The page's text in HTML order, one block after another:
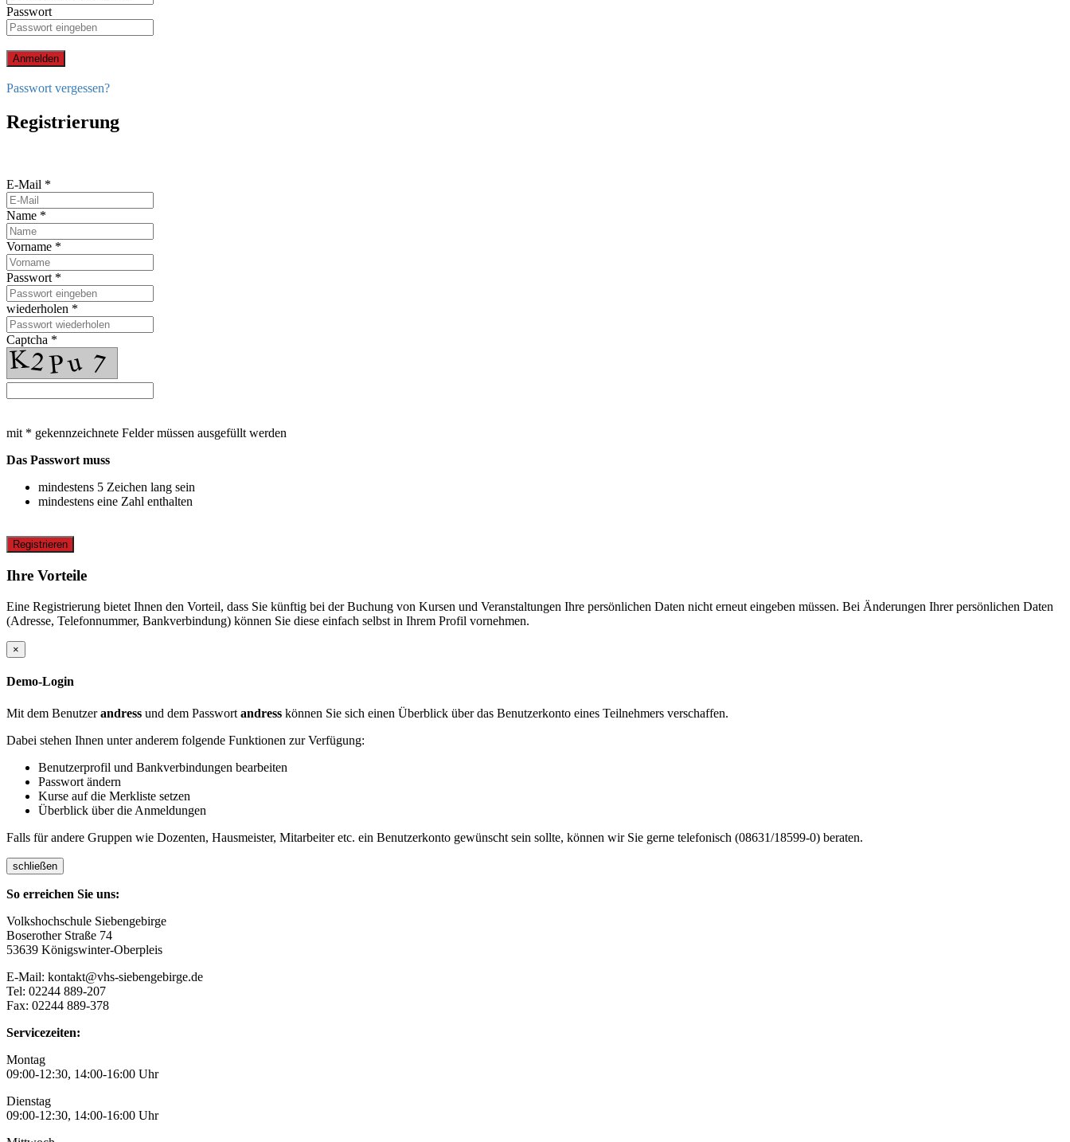
Passwort
Anmelden
Passwort vergessen?
Registrierung
E-Mail *
Name *
Vorname *
Passwort *
wiederholen *
Captcha *
mit * gekennzeichnete Felder müssen ausgefüllt werden
Das Passwort muss
mindestens 5 Zeichen lang sein
mindestens eine Zahl enthalten
Registrieren
Ihre Vorteile
Eine Registrierung bietet Ihnen den Vorteil, dass Sie künftig bei der Buchung von Kursen und Veranstaltungen Ihre persönlichen Daten nicht erneut eingeben müssen. Bei Änderungen Ihrer persönlichen Daten
(Adresse, Telefonnummer, Bankverbindung) können Sie diese einfach selbst in Ihrem Profil vornehmen.
×
Demo-Login
Mit dem Benutzerandress und dem Passwort andress können Sie sich einen Überblick über das Benutzerkonto eines Teilnehmers verschaffen.
Dabei stehen Ihnen unter anderem folgende Funktionen zur Verfügung:
Benutzerprofil und Bankverbindungen bearbeiten
Passwort ändern
Kurse auf die Merkliste setzen
Überblick über die Anmeldungen
Falls für andere Gruppen wie Dozenten, Hausmeister, Mitarbeiter etc. ein Benutzerkonto gewünscht sein sollte, können wir Sie gerne telefonisch (08631/18599-0) beraten.
schließen
So erreichen Sie uns:
Volkshochschule Siebengebirge
Boserother Straße 74
53639 Königswinter-Oberpleis
E-Mail: kontakt@vhs-siebengebirge.de
Tel: 02244 889-207
Fax: 02244 889-378
Servicezeiten:
Montag
09:00-12:30, 14:00-16:00 Uhr
Dienstag
09:00-12:30, 14:00-16:00 Uhr